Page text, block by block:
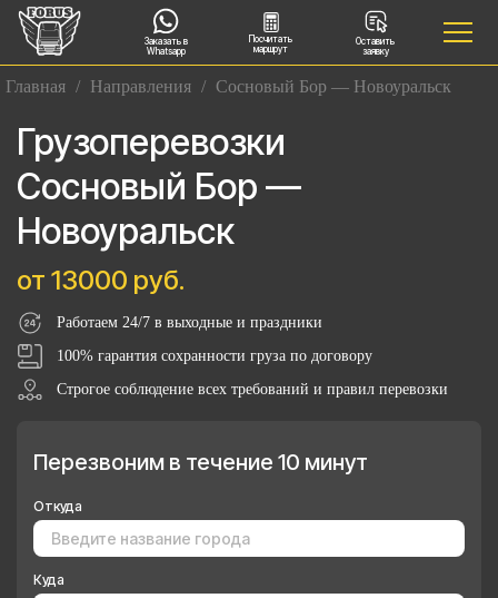
Заказать в
Whatsapp
Посчитать
маршрут
Оставить
заявку
Главная / Направления / Сосновый Бор — Новоуральск
Грузоперевозки
Сосновый Бор —
Новоуральск
от 13000 руб.
Работаем 24/7 в выходные и праздники
100% гарантия сохранности груза по договору
Строгое соблюдение всех требований и правил перевозки
Перезвоним в течение 10 минут
Откуда
Куда